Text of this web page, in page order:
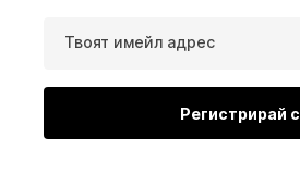
Твоят имейл адрес
Регистрирай